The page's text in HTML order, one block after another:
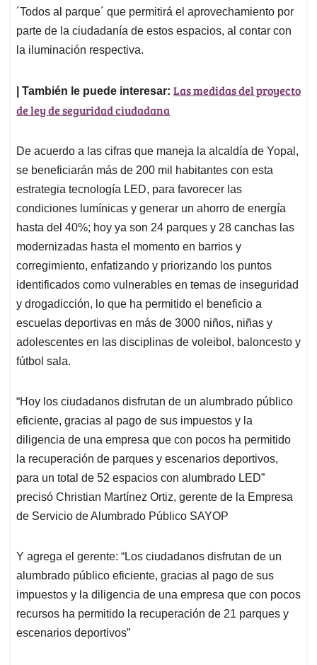
´Todos al parque´ que permitirá el aprovechamiento por
parte de la ciudadanía de estos espacios, al contar con
la iluminación respectiva.
| También le puede interesar: Las medidas del proyecto
de ley de seguridad ciudadana
De acuerdo a las cifras que maneja la alcaldía de Yopal,
se beneficiarán más de 200 mil habitantes con esta
estrategia tecnología LED, para favorecer las
condiciones lumínicas y generar un ahorro de energía
hasta del 40%; hoy ya son 24 parques y 28 canchas las
modernizadas hasta el momento en barrios y
corregimiento, enfatizando y priorizando los puntos
identificados como vulnerables en temas de inseguridad
y drogadicción, lo que ha permitido el beneficio a
escuelas deportivas en más de 3000 niños, niñas y
adolescentes en las disciplinas de voleibol, baloncesto y
fútbol sala.
“Hoy los ciudadanos disfrutan de un alumbrado público
eficiente, gracias al pago de sus impuestos y la
diligencia de una empresa que con pocos ha permitido
la recuperación de parques y escenarios deportivos,
para un total de 52 espacios con alumbrado LED”
precisó Christian Martínez Ortiz, gerente de la Empresa
de Servicio de Alumbrado Público SAYOP
Y agrega el gerente: “Los ciudadanos disfrutan de un
alumbrado público eficiente, gracias al pago de sus
impuestos y la diligencia de una empresa que con pocos
recursos ha permitido la recuperación de 21 parques y
escenarios deportivos”